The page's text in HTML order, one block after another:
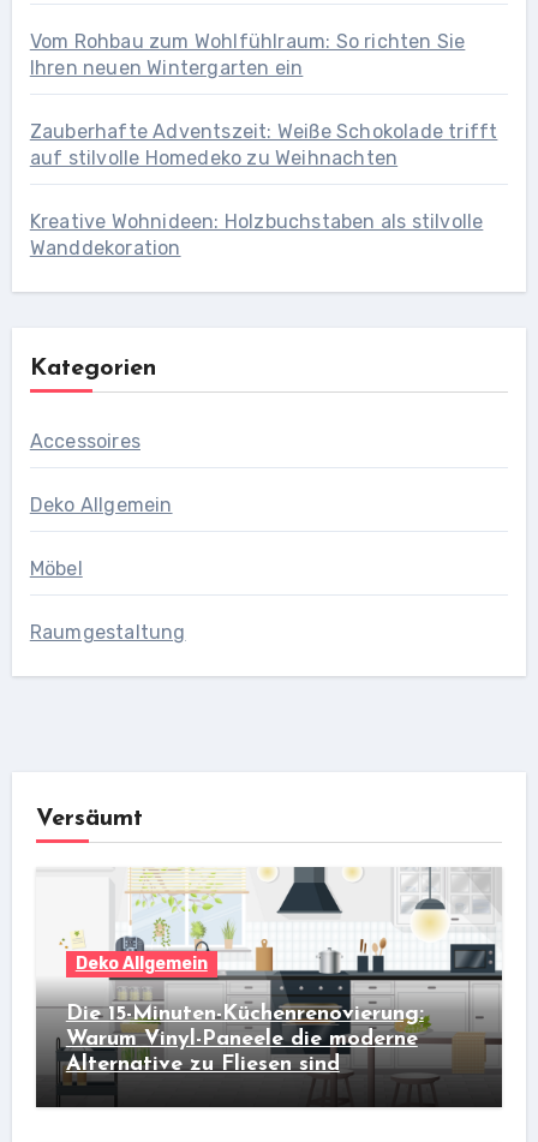
Vom Rohbau zum Wohlfühlraum: So richten Sie
Ihren neuen Wintergarten ein
Zauberhafte Adventszeit: Weiße Schokolade trifft
auf stilvolle Homedeko zu Weihnachten
Kreative Wohnideen: Holzbuchstaben als stilvolle
Wanddekoration
Kategorien
Accessoires
Deko Allgemein
Möbel
Raumgestaltung
Versäumt
Deko Allgemein
Die 15-Minuten-Küchenrenovierung:
Warum Vinyl-Paneele die moderne
Alternative zu Fliesen sind